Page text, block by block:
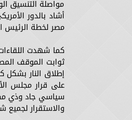
مواصلة التنسيق
أشاد بالدور
مصر لخطة الرئيس
كما شهدت
ثوابت الموقف
إطلاق النار بشكل
سياسي جاد وذي
والاستقرار